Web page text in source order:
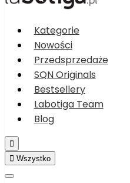
Kategorie
Nowości
Przedsprzedaże
SQN Originals
Bestsellery
Labotiga Team
Blog

 Wszystko